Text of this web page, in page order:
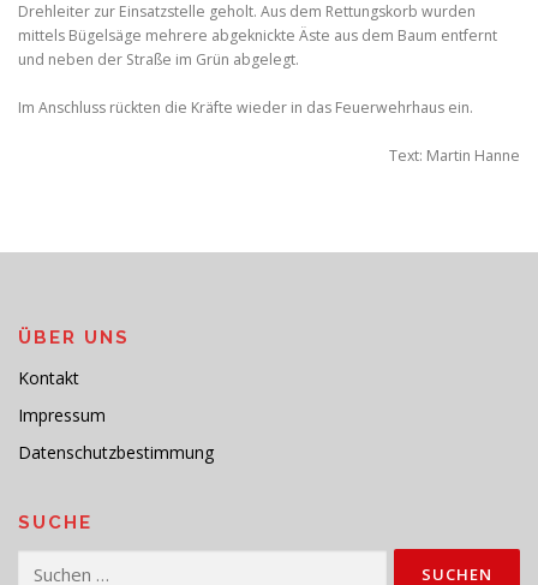
Drehleiter zur Einsatzstelle geholt. Aus dem Rettungskorb wurden
mittels Bügelsäge mehrere abgeknickte Äste aus dem Baum entfernt
und neben der Straße im Grün abgelegt.
Im Anschluss rückten die Kräfte wieder in das Feuerwehrhaus ein.
Text: Martin Hanne
ÜBER UNS
Kontakt
Impressum
Datenschutzbestimmung
SUCHE